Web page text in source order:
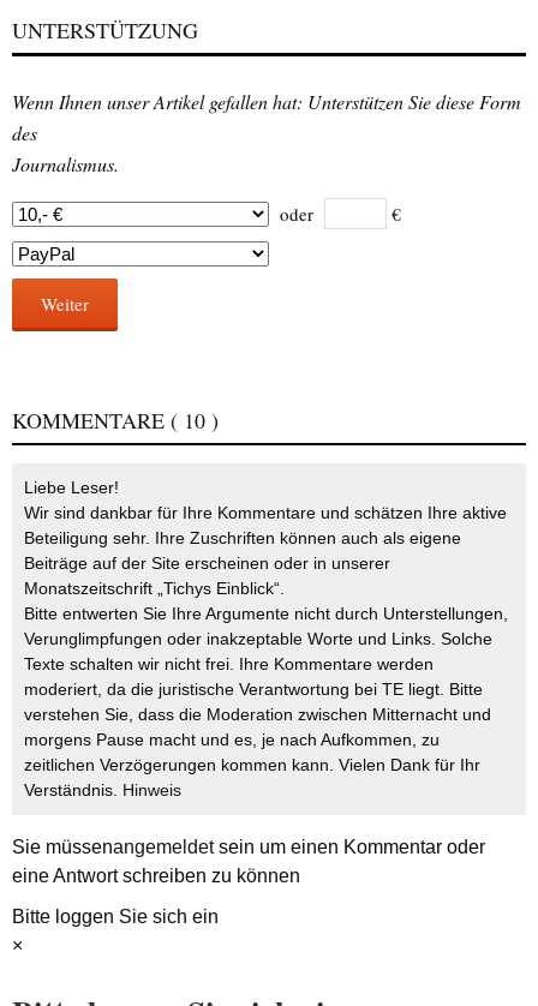
UNTERSTÜTZUNG
Wenn Ihnen unser Artikel gefallen hat: Unterstützen Sie diese Form
des
Journalismus.
oder €
Weiter
KOMMENTARE ( 10 )
Liebe Leser!
Wir sind dankbar für Ihre Kommentare und schätzen Ihre aktive
Beteiligung sehr. Ihre Zuschriften können auch als eigene
Beiträge auf der Site erscheinen oder in unserer
Monatszeitschrift „Tichys Einblick“.
Bitte entwerten Sie Ihre Argumente nicht durch Unterstellungen,
Verunglimpfungen oder inakzeptable Worte und Links. Solche
Texte schalten wir nicht frei. Ihre Kommentare werden
moderiert, da die juristische Verantwortung bei TE liegt. Bitte
verstehen Sie, dass die Moderation zwischen Mitternacht und
morgens Pause macht und es, je nach Aufkommen, zu
zeitlichen Verzögerungen kommen kann. Vielen Dank für Ihr
Verständnis. Hinweis
Sie müssenangemeldetsein um einen Kommentar oder
eine Antwort schreiben zu können
Bitte loggen Sie sich ein
×